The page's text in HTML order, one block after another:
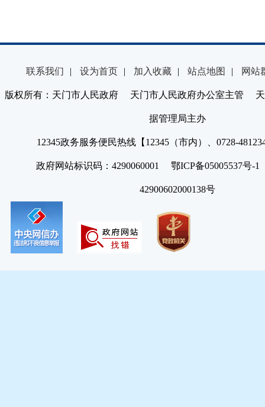
联系我们 | 设为首页 | 加入收藏 | 站点地图 | 网站
版权所有：天门市人民政府 天门市人民政府办公室主管 天
据管理局主办
12345政务服务便民热线【12345（市内）、0728-
政府网站标识码：4290060001 鄂ICP备05005537号
42900602000138号